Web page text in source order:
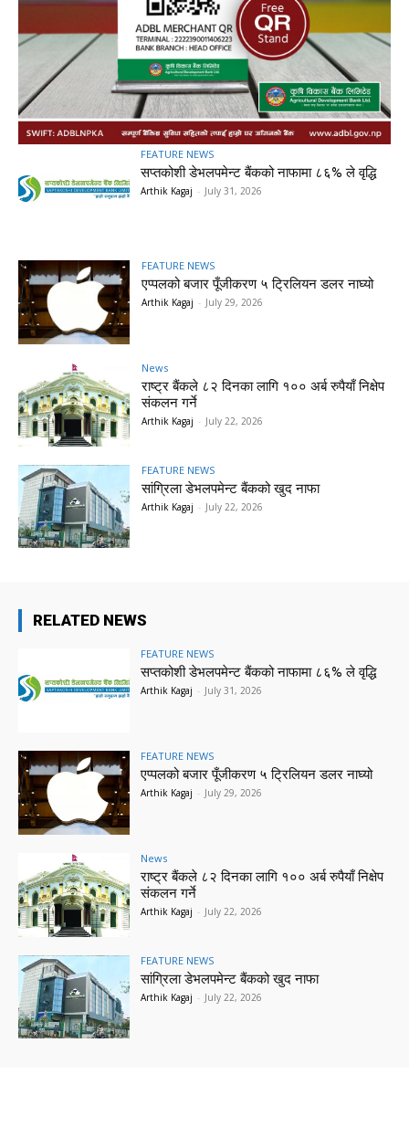
FEATURE NEWS
सप्तकोशी डेभलपमेन्ट बैंकको नाफामा ८६% ले वृद्धि
Arthik Kagaj - July 31, 2026
FEATURE NEWS
एप्पलको बजार पूँजीकरण ५ ट्रिलियन डलर नाघ्यो
Arthik Kagaj - July 29, 2026
News
राष्ट्र बैंकले ८२ दिनका लागि १०० अर्ब रुपैयाँ निक्षेप
संकलन गर्ने
Arthik Kagaj - July 22, 2026
FEATURE NEWS
सांग्रिला डेभलपमेन्ट बैंकको खुद नाफा
Arthik Kagaj - July 22, 2026
RELATED NEWS
FEATURE NEWS
सप्तकोशी डेभलपमेन्ट बैंकको नाफामा ८६% ले वृद्धि
Arthik Kagaj - July 31, 2026
FEATURE NEWS
एप्पलको बजार पूँजीकरण ५ ट्रिलियन डलर नाघ्यो
Arthik Kagaj - July 29, 2026
News
राष्ट्र बैंकले ८२ दिनका लागि १०० अर्ब रुपैयाँ निक्षेप
संकलन गर्ने
Arthik Kagaj - July 22, 2026
FEATURE NEWS
सांग्रिला डेभलपमेन्ट बैंकको खुद नाफा
Arthik Kagaj - July 22, 2026